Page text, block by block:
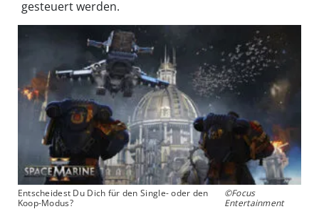
gesteuert werden.
Entscheidest Du Dich für den Single- oder den
Koop-Modus?
©Focus
Entertainment